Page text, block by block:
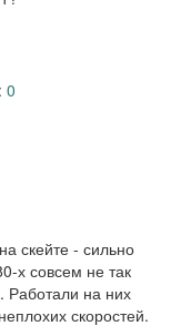
0
скейте - сильно
х совсем не так
Работали на них
скоростей.